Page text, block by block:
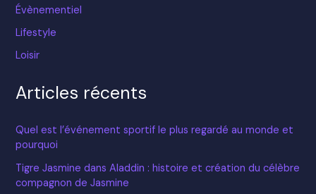
Évènementiel
Lifestyle
Loisir
Articles récents
Quel est l’événement sportif le plus regardé au monde et
pourquoi
Tigre Jasmine dans Aladdin : histoire et création du célèbre
compagnon de Jasmine